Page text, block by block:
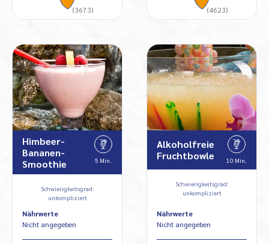
(3673) (4623)
Himbeer-
Bananen-
Smoothie
5 Min.
Schwierigkeitsgrad:
unkompliziert
Nährwerte
Nicht angegeben
Alkoholfreie
Fruchtbowle
10 Min.
Schwierigkeitsgrad:
unkompliziert
Nährwerte
Nicht angegeben